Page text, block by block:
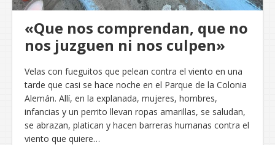
«Que nos comprendan, que no
nos juzguen ni nos culpen»
Velas con fueguitos que pelean contra el viento en una
tarde que casi se hace noche en el Parque de la Colonia
Alemán. Allí, en la explanada, mujeres, hombres,
infancias y un perrito llevan ropas amarillas, se saludan,
se abrazan, platican y hacen barreras humanas contra el
viento que quiere…